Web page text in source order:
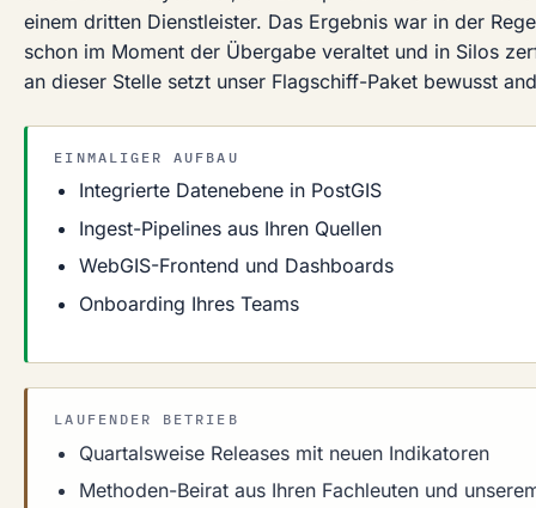
einem dritten Dienstleister. Das Ergebnis war in der
schon im Moment der Übergabe veraltet und in Silos
an dieser Stelle setzt unser Flagschiff-Paket bewusst
EINMALIGER AUFBAU
Integrierte Datenebene in PostGIS
Ingest-Pipelines aus Ihren Quellen
WebGIS-Frontend und Dashboards
Onboarding Ihres Teams
LAUFENDER BETRIEB
Quartalsweise Releases mit neuen Indikatoren
Methoden-Beirat aus Ihren Fachleuten und